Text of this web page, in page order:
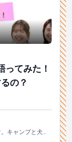
みた！ライフラ
ってみた！
の？
キャンプと犬と